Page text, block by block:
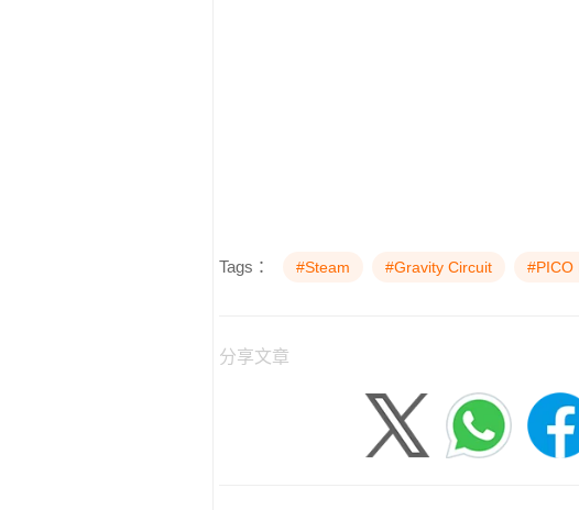
Tags： #Steam #Gravity Circuit #PICO
分享文章